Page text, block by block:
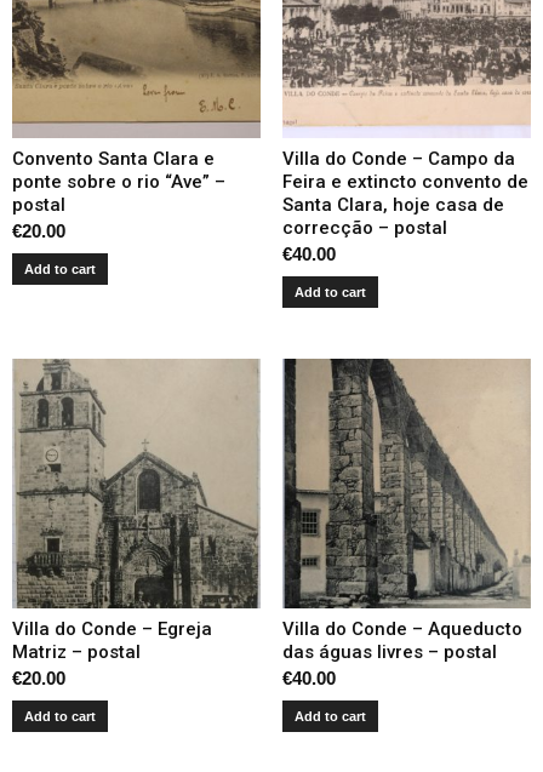
Convento Santa Clara e
ponte sobre o rio “Ave” –
postal
€20.00
Add to cart
Villa do Conde – Campo da
Feira e extincto convento de
Santa Clara, hoje casa de
correcção – postal
€40.00
Add to cart
Villa do Conde – Egreja
Matriz – postal
€20.00
Add to cart
Villa do Conde – Aqueducto
das águas livres – postal
€40.00
Add to cart